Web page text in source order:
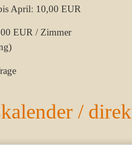
April: 10,00 EUR
EUR / Zimmer
/